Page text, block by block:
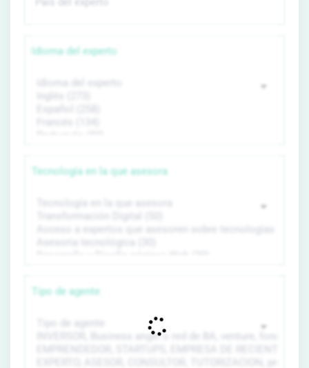
Idioma del experto
Tecnología en la que asesora
Tipo de agente